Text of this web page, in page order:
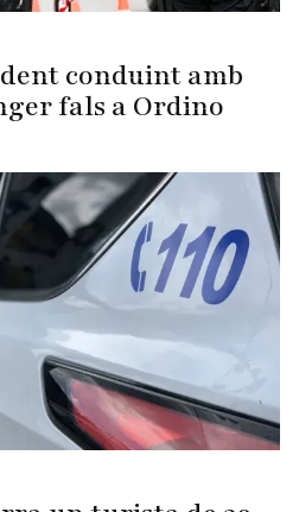
conduint amb
fals a Ordino